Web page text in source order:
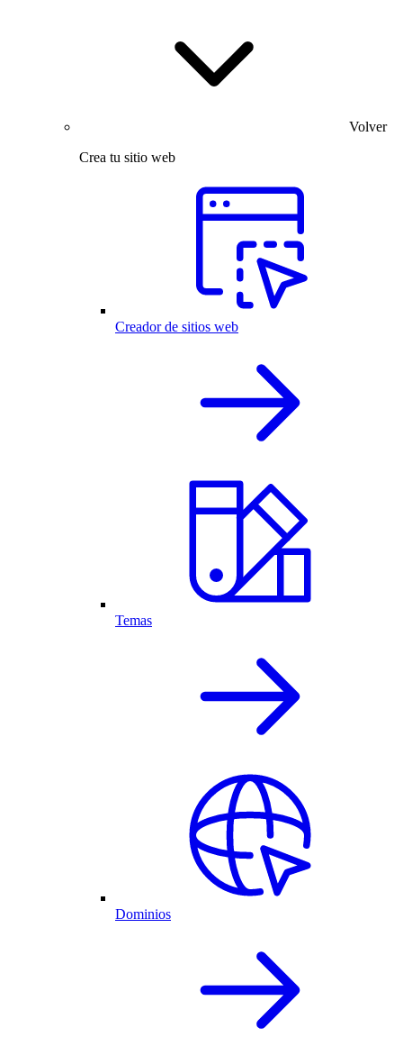
Volver
Crea tu sitio web
Creador de sitios web
Temas
Dominios